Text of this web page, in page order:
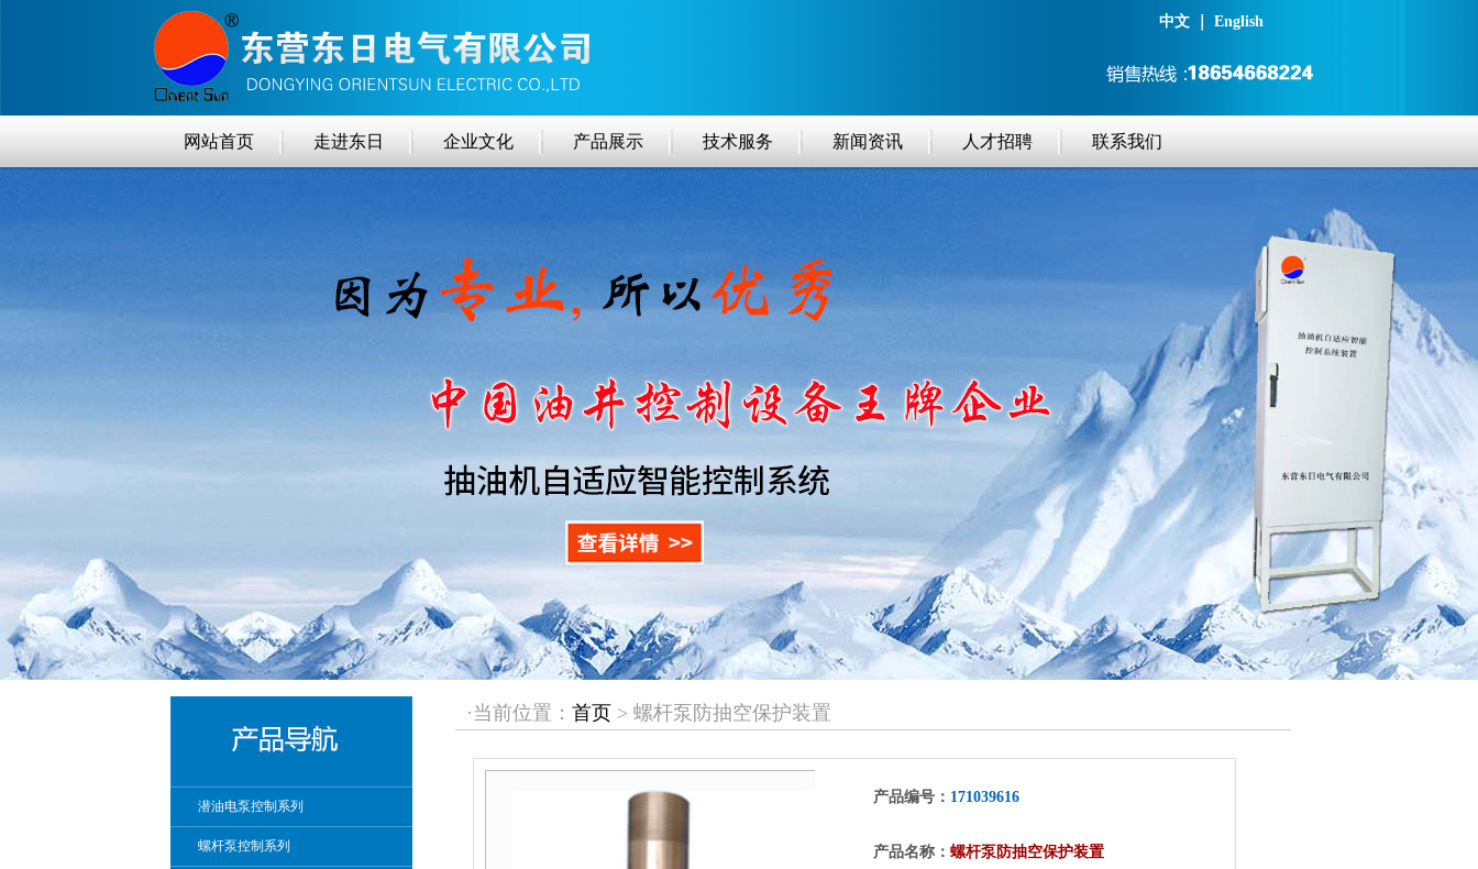
中文 English
网站首页 走进东日 企业文化 产品展示 技术服务 新闻资讯 人才招聘 联系我们
潜油电泵控制系列
螺杆泵控制系列
·当前位置： 首页 > 螺杆泵防抽空保护装置
产品编号： 171039616
产品名称： 螺杆泵防抽空保护装置